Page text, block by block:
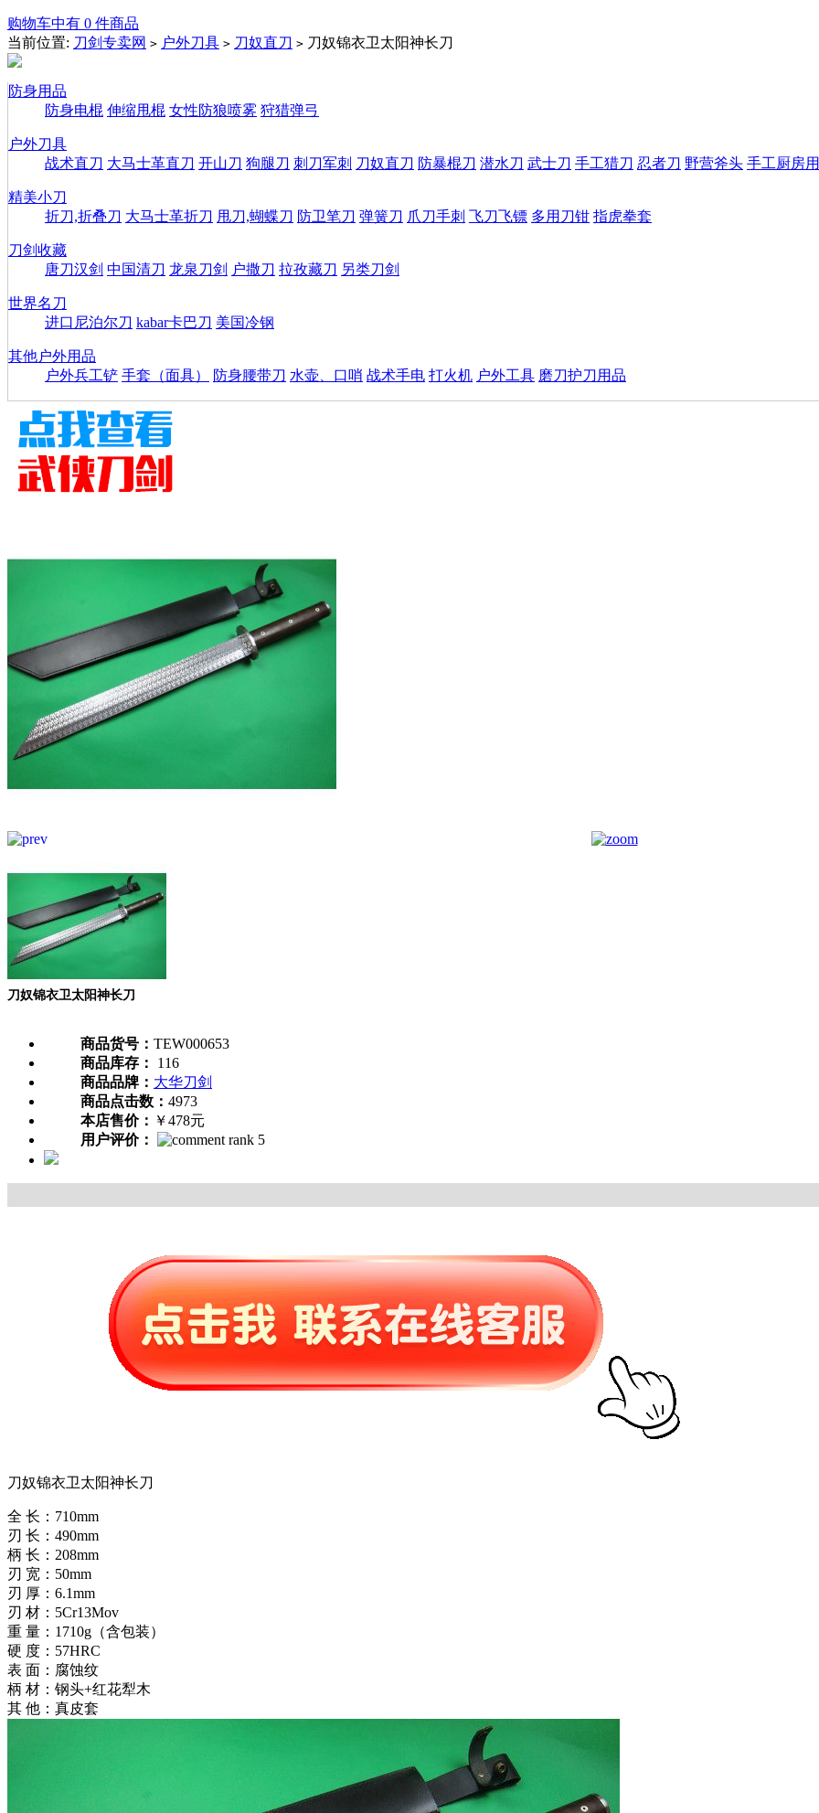
购物车中有 0 件商品
当前位置: 刀剑专卖网 > 户外刀具 > 刀奴直刀 > 刀奴锦衣卫太阳神长刀
防身用品
防身电棍 伸缩甩棍 女性防狼喷雾 狩猎弹弓
户外刀具
战术直刀 大马士革直刀 开山刀 狗腿刀 刺刀军刺 刀奴直刀 防暴棍刀 潜水刀 武士刀 手工猎刀 忍者刀 野营斧头 手工厨房
精美小刀
折刀,折叠刀 大马士革折刀 甩刀,蝴蝶刀 防卫笔刀 弹簧刀 爪刀手刺 飞刀飞镖 多用刀钳 指虎拳套
刀剑收藏
唐刀汉剑 中国清刀 龙泉刀剑 户撒刀 拉孜藏刀 另类刀剑
世界名刀
进口尼泊尔刀 kabar卡巴刀 美国冷钢
其他户外用品
户外兵工铲 手套（面具） 防身腰带刀 水壶、口哨 战术手电 打火机 户外工具 磨刀护刀用品
刀奴锦衣卫太阳神长刀
商品货号： TEW000653
商品库存：
116
商品品牌： 大华刀剑
商品点击数： 4973
本店售价： ￥478元
用户评价：
刀奴锦衣卫太阳神长刀
全 长：710mm
刃 长：490mm
柄 长：208mm
刃 宽：50mm
刃 厚：6.1mm
刃 材：5Cr13Mov
重 量：1710g（含包装）
硬 度：57HRC
表 面：腐蚀纹
柄 材：钢头+红花犁木
其 他：真皮套